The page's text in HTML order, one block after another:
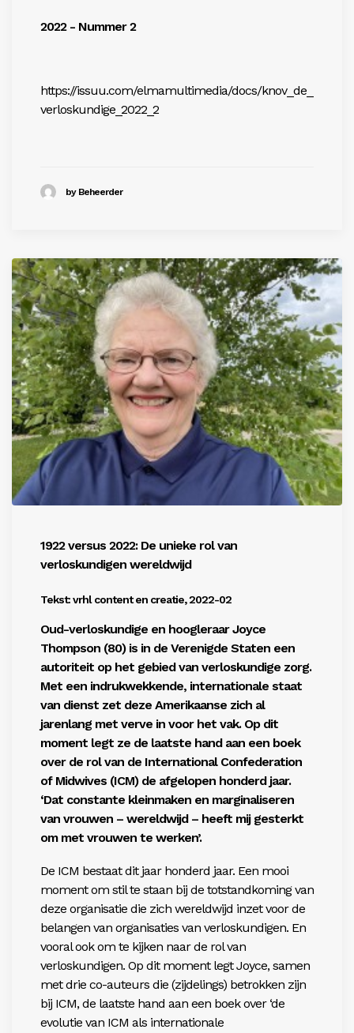
2022 - Nummer 2
https://issuu.com/elmamultimedia/docs/knov_de_
verloskundige_2022_2
by Beheerder
1922 versus 2022: De unieke rol van
verloskundigen wereldwijd
Tekst: vrhl content en creatie, 2022-02
Oud-verloskundige en hoogleraar Joyce
Thompson (80) is in de Verenigde Staten een
autoriteit op het gebied van verloskundige zorg.
Met een indrukwekkende, internationale staat
van dienst zet deze Amerikaanse zich al
jarenlang met verve in voor het vak. Op dit
moment legt ze de laatste hand aan een boek
over de rol van de International Confederation
of Midwives (ICM) de afgelopen honderd jaar.
‘Dat constante kleinmaken en marginaliseren
van vrouwen – wereldwijd – heeft mij gesterkt
om met vrouwen te werken’.
De ICM bestaat dit jaar honderd jaar. Een mooi
moment om stil te staan bij de totstandkoming van
deze organisatie die zich wereldwijd inzet voor de
belangen van organisaties van verloskundigen. En
vooral ook om te kijken naar de rol van
verloskundigen. Op dit moment legt Joyce, samen
met drie co-auteurs die (zijdelings) betrokken zijn
bij ICM, de laatste hand aan een boek over ‘de
evolutie van ICM als internationale